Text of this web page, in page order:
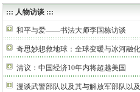
::: 人物访谈 :::
和平与爱——书法大师李国栋访谈
奇思妙想救地球：全球变暖与冰河融化
清议：中国经济10年内将超越美国
漫谈武警部队以及其与解放军部队以